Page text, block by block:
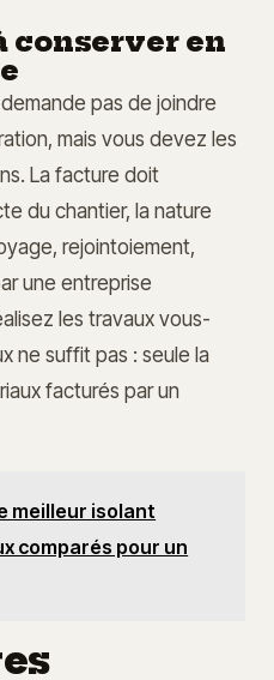
en
pas de joindre
mais vous devez les
La facture doit
du chantier, la nature
rejointoiement,
une entreprise
les travaux vous-
ne suffit pas : seule la
facturés par un
meilleur isolant
comparés pour un